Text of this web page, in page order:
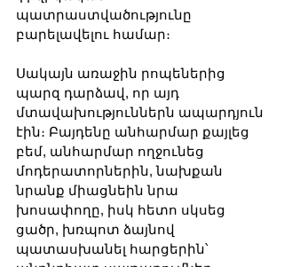
պատրաստվածությունը
բարելավելու համար։
Սակայն առաջին րոպեներից
պարզ դարձավ, որ այդ
մտավախություններն ապարդյուն
էին։ Բայդենը անհարմար քայլեց
բեմ, անհարմար ողջունեց
մոդերատորներին, նախքան
նրանք միացնեին նրա
խոսափողը, իսկ հետո սկսեց
ցածր, խռպոտ ձայնով
պատասխանել հարցերին՝